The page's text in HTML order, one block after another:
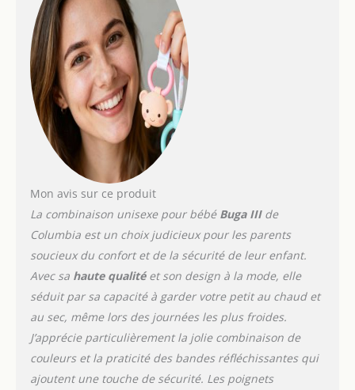
Mon avis sur ce produit
La combinaison unisexe pour bébé Buga IIIde
Columbia est un choix judicieux pour les parents
soucieux du confort et de la sécurité de leur enfant.
Avec sa haute qualitéet son design à la mode, elle
séduit par sa capacité à garder votre petit au chaud et
au sec, même lors des journées les plus froides.
J’apprécie particulièrement la jolie combinaison de
couleurs et la praticité des bandes réfléchissantes qui
ajoutent une touche de sécurité. Les poignets